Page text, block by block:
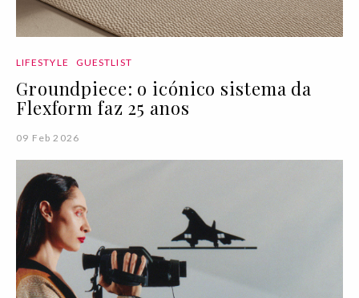
LIFESTYLE GUESTLIST
Groundpiece: o icónico sistema da
Flexform faz 25 anos
09 Feb 2026